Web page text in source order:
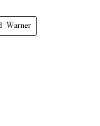
Warner